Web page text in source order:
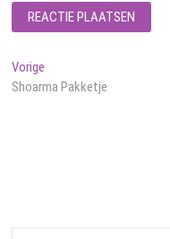
Bericht
navigatie
Vorige
bericht:
Shoarma Pakketje